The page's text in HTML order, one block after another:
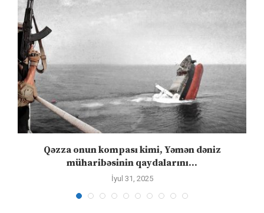
Qəzza onun kompası kimi, Yəmən dəniz
müharibəsinin qaydalarını...
İyul 31, 2025